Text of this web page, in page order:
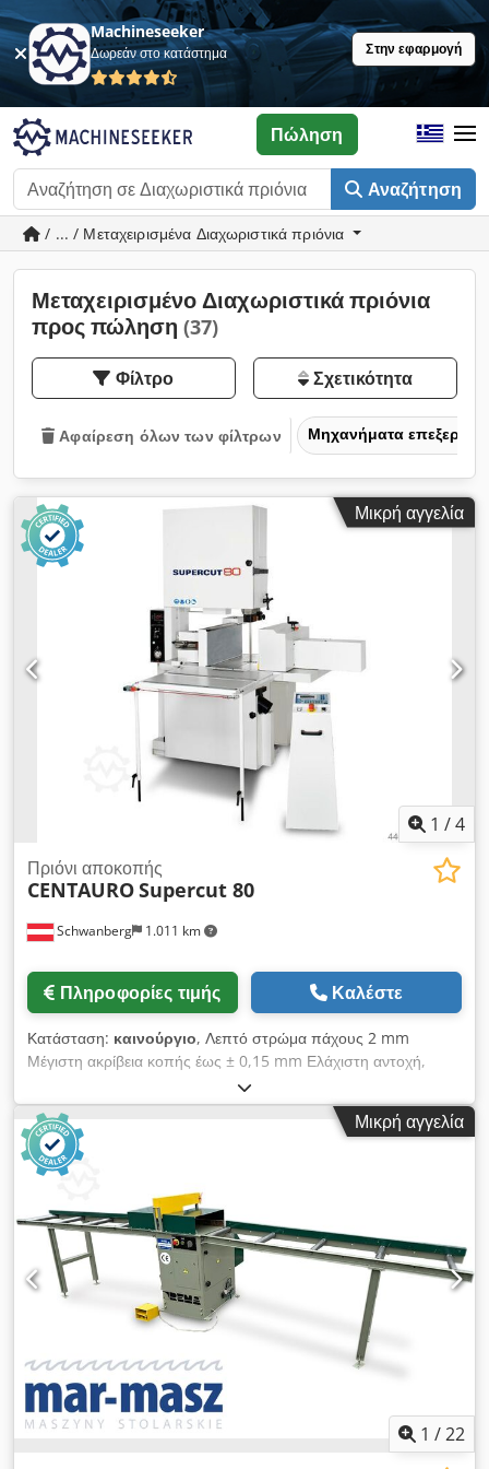
Machineseeker
Δωρεάν στο κατάστημα Στην εφαρμογή
Αναζήτηση
Πώληση
/ ... / Μεταχειρισμένα Διαχωριστικά πριόνια
Μεταχειρισμένο Διαχωριστικά πριόνια
προς πώληση (37)
Φίλτρο Σχετικότητα
Αφαίρεση όλων των φίλτρων Μηχανήματα
Μικρή αγγελία
1 /4
Schwanberg 1.011 km
Πριόνι αποκοπής
CENTAUROSupercut 80
Πληροφορίες τιμής Καλέστε
Κατάσταση: καινούργιο, Λεπτό στρώμα πάχους 2 mm
Μέγιστη ακρίβεια κοπής έως ± 0,15 mm Ελάχιστη αντοχή,
πάχος κοπής από 1,3 mm Ιδανική για κοπή αποξηραμένου και
υγρού ξύλου ή εναλλακτικών υλικών Επιφάνεια του λεπτού
στρώματος έτοιμη για κόλληση χωρίς την ανάγκη περαιτέρω
επεξεργασίας Φιλικό χρήστη (0-30 m / min) για την καλύτερη
ποιότητα κοπής και για τη διασφάλιση της ζωής των λεπίδων
Οπτικός αισθητήρας για να ξεκινήσει ο κύκλος κοπής και η
αλλαγή της ταχύτητας Τραπέζιο γείωσης "Flexam" τροφοδοσία
ζώνης για την καλύτερη απόδοση 6 ελαστικό ρελαντί κύλινδροι
ρυθμιζόμενο σε ύψος για άνοιγμα / κλείσιμο για την εξασφάλιση
της καλύτερης πνευματικής πίεσης στο τεμάχιο κατά τη
διάρκεια της τροφοδοσίας και της κοπής Ελαφρύς πνευματικός
τάνυσης της λεπίδας για καλύτερη απόδοση κοπής Κορυφαίοι
και κατώτεροι οδηγοί λεπίδων Chaco που εγγυώνται την
καλύτερη λεπίδα σταθερότητας κατά τη διάρκεια της κοπής
Εσωτερική / εξωτερική λίπανση της λεπίδας για την
απομάκρυνση υπολειμμάτων ρητινών και τσιπ 4 εκχύλιση
σκόνης για τη βελτιστοποίηση της αναρρόφησης σκόνης και
Μικρή αγγελία
1 /22